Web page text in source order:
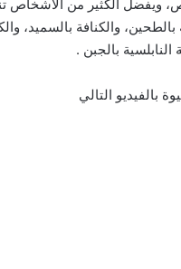
الكثير من الأشخاص
والكنافة بالسميد،
بالجبن .
بالفيديو التالي